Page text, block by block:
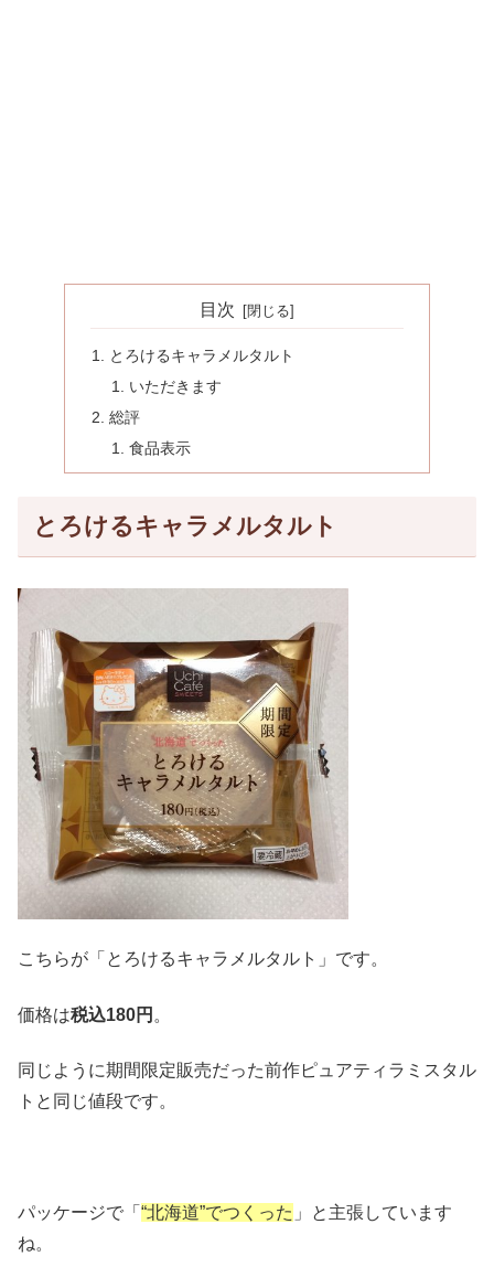
目次
とろけるキャラメルタルト
いただきます
総評
食品表示
とろけるキャラメルタルト
こちらが「とろけるキャラメルタルト」です。
価格は税込180円 。
同じように期間限定販売だった前作ピュアティラミスタル
トと同じ値段です。
パッケージで「 “北海道”でつくった 」と主張しています
ね。